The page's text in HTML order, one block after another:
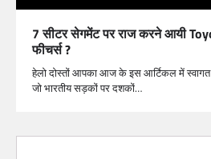
7 सीटर सेगमेंट पर राज करने आयी
फीचर्स ?
हेलो दोस्तों आपका आज के इस आर्टिकल में स्वागत
जो भारतीय सड़कों पर दशकों…